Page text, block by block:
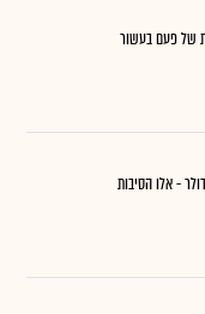
של פעם בעשור
- אלו הסיבות